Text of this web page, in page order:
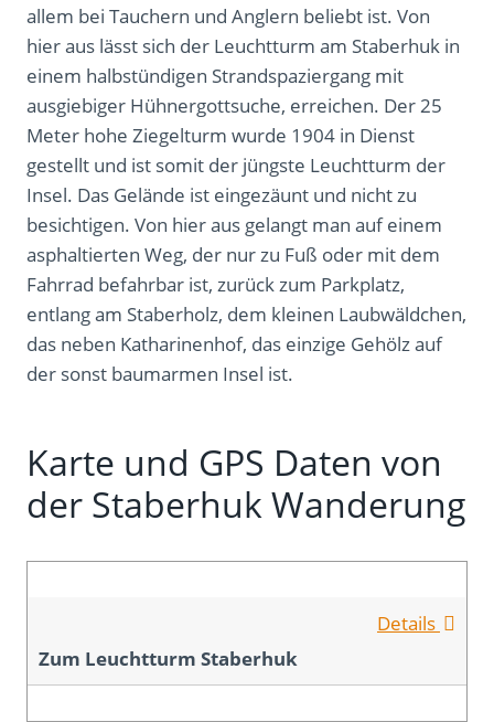
allem bei Tauchern und Anglern beliebt ist. Von
hier aus lässt sich der Leuchtturm am Staberhuk in
einem halbstündigen Strandspaziergang mit
ausgiebiger Hühnergottsuche, erreichen. Der 25
Meter hohe Ziegelturm wurde 1904 in Dienst
gestellt und ist somit der jüngste Leuchtturm der
Insel. Das Gelände ist eingezäunt und nicht zu
besichtigen. Von hier aus gelangt man auf einem
asphaltierten Weg, der nur zu Fuß oder mit dem
Fahrrad befahrbar ist, zurück zum Parkplatz,
entlang am Staberholz, dem kleinen Laubwäldchen,
das neben Katharinenhof, das einzige Gehölz auf
der sonst baumarmen Insel ist.
Karte und GPS Daten von
der Staberhuk Wanderung
Details
Zum Leuchtturm Staberhuk